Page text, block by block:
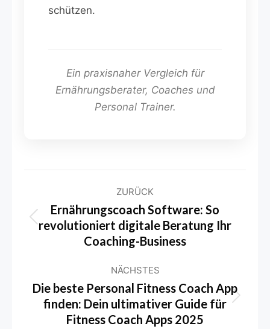
schützen.
Ein praxisnaher Vergleich für
Ernährungsberater, Coaches und
Personal Trainer.
Kommentarnavigation
ZURÜCK
Vorheriger
Beitrag:
Ernährungscoach Software: So
revolutioniert digitale Beratung Ihr
Coaching-Business
NÄCHSTES
Nächster
Beitrag:
Die beste Personal Fitness Coach App
finden: Dein ultimativer Guide für
Fitness Coach Apps 2025